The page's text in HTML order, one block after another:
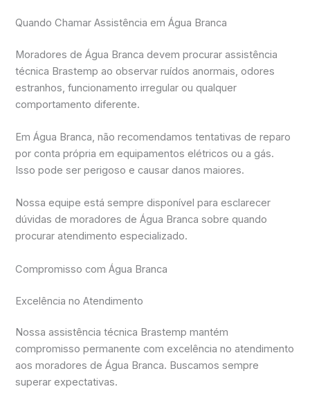
Quando Chamar Assistência em Água Branca
Moradores de Água Branca devem procurar assistência
técnica Brastemp ao observar ruídos anormais, odores
estranhos, funcionamento irregular ou qualquer
comportamento diferente.
Em Água Branca, não recomendamos tentativas de reparo
por conta própria em equipamentos elétricos ou a gás.
Isso pode ser perigoso e causar danos maiores.
Nossa equipe está sempre disponível para esclarecer
dúvidas de moradores de Água Branca sobre quando
procurar atendimento especializado.
Compromisso com Água Branca
Excelência no Atendimento
Nossa assistência técnica Brastemp mantém
compromisso permanente com excelência no atendimento
aos moradores de Água Branca. Buscamos sempre
superar expectativas.